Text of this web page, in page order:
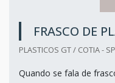
FRASCO DE
PLASTICOS GT / COTIA - SP
Quando se fala de